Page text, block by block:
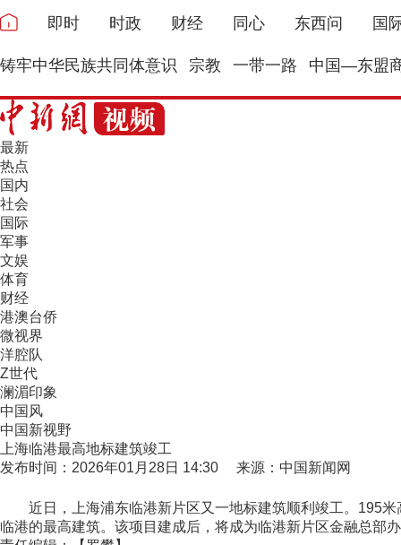
即时 时政 财经 同心 东西问 国
铸牢中华民族共同体意识 宗教 一带一路 中国—东盟
最新
热点
国内
社会
国际
军事
文娱
体育
财经
港澳台侨
微视界
洋腔队
Z世代
澜湄印象
中国风
中国新视野
上海临港最高地标建筑竣工
发布时间：2026年01月28日 14:30 来源：中国新闻网
近日，上海浦东临港新片区又一地标建筑顺利竣工。195米
临港的最高建筑。该项目建成后，将成为临港新片区金融总部